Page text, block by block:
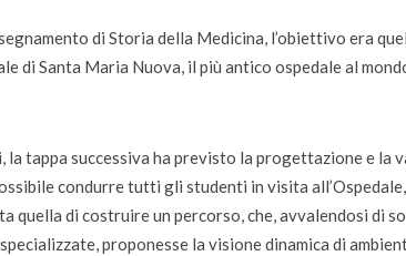
di Storia della Medicina, l’obiettivo era
di Santa Maria Nuova, il più antico ospedale al
la tappa successiva ha previsto la progettazione e la
condurre tutti gli studenti in visita
quella di costruire un percorso, che, avvalendosi di
proponesse la visione dinamica di